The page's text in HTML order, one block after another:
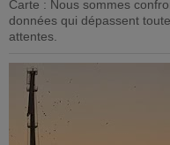
Carte : Nous sommes
données qui dépassent
attentes.